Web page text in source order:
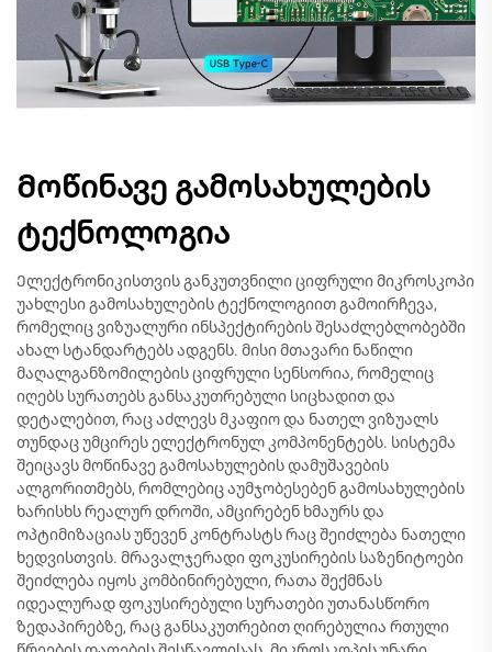
Მოწინავე გამოსახულების
ტექნოლოგია
Ელექტრონიკისთვის განკუთვნილი ციფრული მიკროსკოპი
უახლესი გამოსახულების ტექნოლოგიით გამოირჩევა,
რომელიც ვიზუალური ინსპექტირების შესაძლებლობებში
ახალ სტანდარტებს ადგენს. მისი მთავარი ნაწილი
მაღალგანზომილების ციფრული სენსორია, რომელიც
იღებს სურათებს განსაკუთრებული სიცხადით და
დეტალებით, რაც აძლევს მკაფიო და ნათელ ვიზუალს
თუნდაც უმცირეს ელექტრონულ კომპონენტებს. სისტემა
შეიცავს მოწინავე გამოსახულების დამუშავების
ალგორითმებს, რომლებიც აუმჯობესებენ გამოსახულების
ხარისხს რეალურ დროში, ამცირებენ ხმაურს და
ოპტიმიზაციას უწევენ კონტრასტს რაც შეიძლება ნათელი
ხედვისთვის. მრავალჯერადი ფოკუსირების საზენიტოები
შეიძლება იყოს კომბინირებული, რათა შექმნას
იდეალურად ფოკუსირებული სურათები უთანასწორო
ზედაპირებზე, რაც განსაკუთრებით ღირებულია რთული